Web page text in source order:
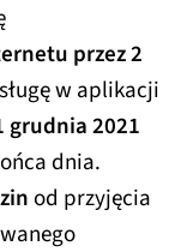
przez 2
w aplikacji
grudnia 2021
dnia.
od przyjęcia